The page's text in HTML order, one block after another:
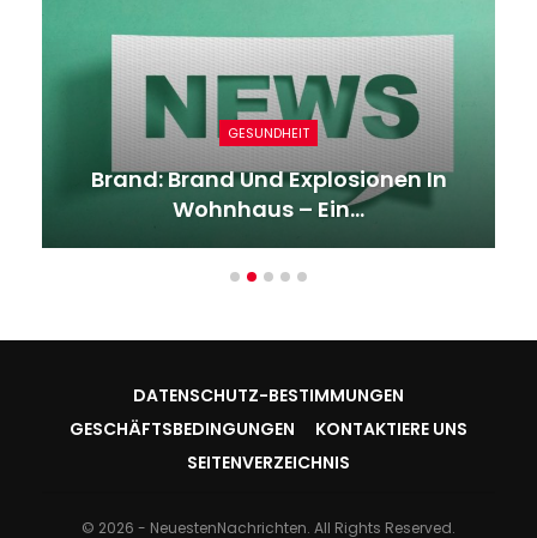
GESUNDHEIT
Brand: Brand Und Explosionen In
Wohnhaus – Ein…
DATENSCHUTZ-BESTIMMUNGEN
GESCHÄFTSBEDINGUNGEN
KONTAKTIERE UNS
SEITENVERZEICHNIS
© 2026 - NeuestenNachrichten. All Rights Reserved.